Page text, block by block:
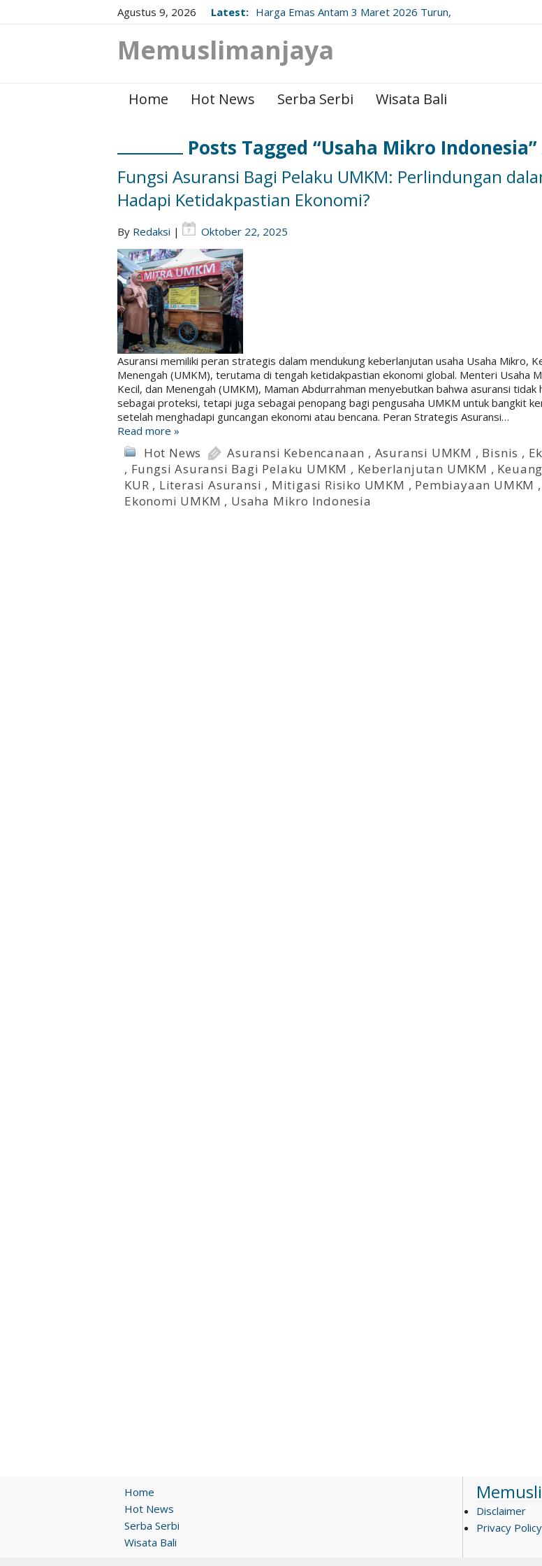
Agustus 9, 2026 Latest: Harga Emas Antam 3 Maret 2026 Turun,
Memuslimanjaya
Home Hot News Serba Serbi Wisata Bali
Posts Tagged “Usaha Mikro Indonesia”
Fungsi Asuransi Bagi Pelaku UMKM: Perlindungan
Hadapi Ketidakpastian Ekonomi?
By Redaksi | Oktober 22, 2025
Asuransi memiliki peran strategis dalam mendukung keberlanjutan usaha Usaha Mikro,
Menengah (UMKM), terutama di tengah ketidakpastian ekonomi global. Menteri Usaha
Kecil, dan Menengah (UMKM), Maman Abdurrahman menyebutkan bahwa asuransi tidak
sebagai proteksi, tetapi juga sebagai penopang bagi pengusaha UMKM untuk bangkit
setelah menghadapi guncangan ekonomi atau bencana. Peran Strategis Asuransi…
Read more »
Hot News Asuransi Kebencanaan , Asuransi UMKM , Bisnis ,
, Fungsi Asuransi Bagi Pelaku UMKM , Keberlanjutan UMKM ,
KUR , Literasi Asuransi , Mitigasi Risiko UMKM , Pembiayaan UMKM ,
Ekonomi UMKM , Usaha Mikro Indonesia
Home
Hot News
Serba Serbi
Wisata Bali
Disclaimer
Privacy Policy